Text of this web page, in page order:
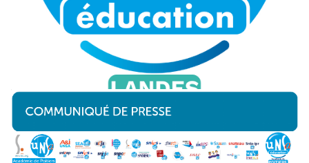
Le 16 mars à Mont de Marsan : venez faire entendre votre
colère et revendiquer l'arrêt des suppressions de postes
dans nos collèges et lycées…